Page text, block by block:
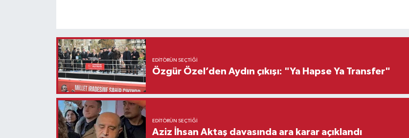
EDITÖRÜN SEÇTIĞI
Özgür Özel’den Aydın çıkışı: "Ya Hapse Ya Transfer"
EDITÖRÜN SEÇTIĞI
Aziz İhsan Aktaş davasında ara karar açıklandı